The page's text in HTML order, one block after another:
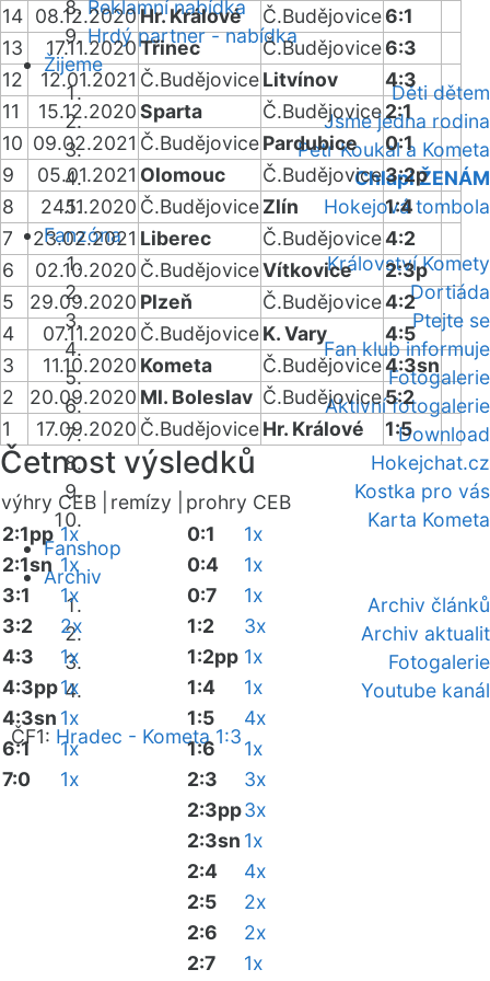
Reklamní nabídka
Hrdý partner - nabídka
Žijeme
Děti dětem
Jsme jedna rodina
Petr Koukal a Kometa
Chlapi ŽENÁM
Hokejová tombola
Fanzóna
Království Komety
Dortiáda
Ptejte se
Fan klub informuje
Fotogalerie
Aktivní fotogalerie
Download
Hokejchat.cz
Kostka pro vás
Karta Kometa
Fanshop
Archiv
Archiv článků
Archiv aktualit
Fotogalerie
Youtube kanál
ČF1: Hradec - Kometa 1:3
14 08.12.2020 Hr. Králové Č.Budějovice6:1
13
17.11.2020Třinec Č.Budějovice6:3
12
12.01.2021 Č.BudějoviceLitvínov
4:3
11
15.12.2020Sparta Č.Budějovice2:1
10 09.02.2021 Č.BudějovicePardubice
0:1
9
05.01.2021 Olomouc Č.Budějovice3:2p
8
24.11.2020 Č.BudějoviceZlín
1:4
7
23.02.2021 Liberec Č.Budějovice4:2
6
02.10.2020 Č.BudějoviceVítkovice
2:3p
5
29.09.2020 Plzeň Č.Budějovice4:2
4
07.11.2020 Č.BudějoviceK. Vary
4:5
3
11.10.2020 Kometa Č.Budějovice4:3sn
2
20.09.2020 Ml. Boleslav Č.Budějovice5:2
1
17.09.2020 Č.BudějoviceHr. Králové 1:5
Četnost výsledků
výhry CEB | remízy |
prohry CEB
2:1pp 1x
2:1sn 1x
3:1
1x
3:2
2x
4:3
1x
4:3pp1x
4:3sn 1x
6:1
1x
7:0
1x
0:1
1x
0:4
1x
0:7
1x
1:2
3x
1:2pp 1x
1:4
1x
1:5
4x
1:6
1x
2:3
3x
2:3pp3x
2:3sn 1x
2:4
4x
2:5
2x
2:6
2x
2:7
1x